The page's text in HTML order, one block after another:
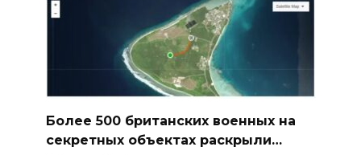
Более 500 британских военных на
секретных объектах раскрыли…